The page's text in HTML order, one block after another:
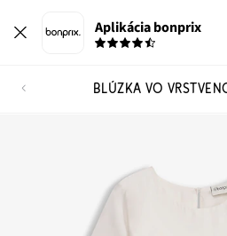
Aplikácia bonprix
BLÚZKA VO